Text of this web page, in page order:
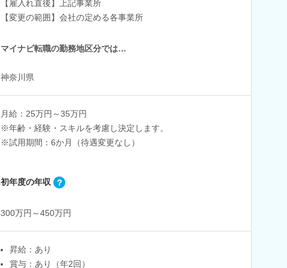
【雇入れ直後】上記事業所
【変更の範囲】会社の定める各事業所
マイナビ転職の勤務地区分では…
神奈川県
月給：25万円～35万円
※年齢・経験・スキルを考慮し決定します。
※試用期間：6か月（待遇変更なし）
初年度の年収
300万円～450万円
昇給：あり
賞与：あり（年2回）